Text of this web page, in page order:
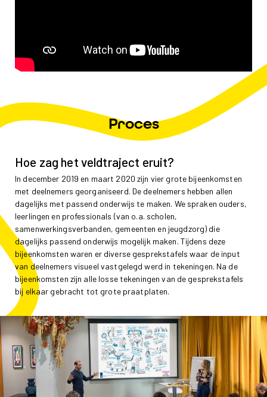
Proces
Hoe zag het veldtraject eruit?
In december 2019 en maart 2020 zijn vier grote bijeenkomsten
met deelnemers georganiseerd. De deelnemers hebben allen
dagelijks met passend onderwijs te maken. We spraken ouders,
leerlingen en professionals (van o.a. scholen,
samenwerkingsverbanden, gemeenten en jeugdzorg) die
dagelijks passend onderwijs mogelijk maken. Tijdens deze
bijeenkomsten waren er diverse gesprekstafels waar de input
van deelnemers visueel vastgelegd werd in tekeningen. Na de
bijeenkomsten zijn alle losse tekeningen van de gesprekstafels
bij elkaar gebracht tot grote praatplaten.